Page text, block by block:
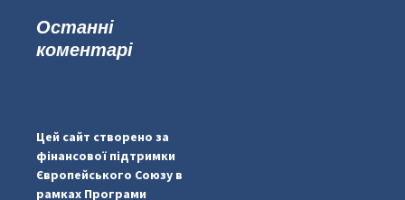
pimrec_project
Останні
коментарі
Цей сайт створено за
фінансової підтримки
Європейського Союзу в
рамках Програми